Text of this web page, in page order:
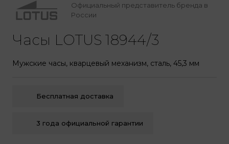
Официальный представитель бренда в
России
Часы LOTUS 18944/3
Мужские часы, кварцевый механизм, сталь, 45,3 мм
Бесплатная доставка
3 года официальной гарантии